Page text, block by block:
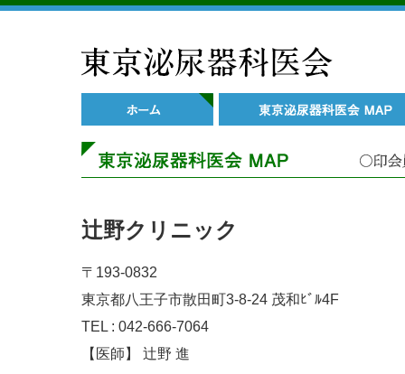
辻野クリニック
〒193-0832
東京都八王子市散田町3-8-24 茂和ﾋﾞﾙ4F
TEL : 042-666-7064
【医師】 辻野 進